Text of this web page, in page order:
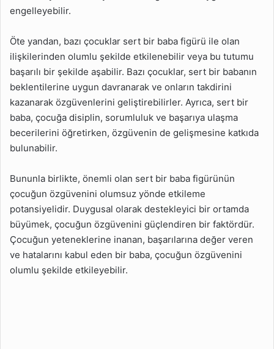
engelleyebilir.
Öte yandan, bazı çocuklar sert bir baba figürü ile olan
ilişkilerinden olumlu şekilde etkilenebilir veya bu tutumu
başarılı bir şekilde aşabilir. Bazı çocuklar, sert bir babanın
beklentilerine uygun davranarak ve onların takdirini
kazanarak özgüvenlerini geliştirebilirler. Ayrıca, sert bir
baba, çocuğa disiplin, sorumluluk ve başarıya ulaşma
becerilerini öğretirken, özgüvenin de gelişmesine katkıda
bulunabilir.
Bununla birlikte, önemli olan sert bir baba figürünün
çocuğun özgüvenini olumsuz yönde etkileme
potansiyelidir. Duygusal olarak destekleyici bir ortamda
büyümek, çocuğun özgüvenini güçlendiren bir faktördür.
Çocuğun yeteneklerine inanan, başarılarına değer veren
ve hatalarını kabul eden bir baba, çocuğun özgüvenini
olumlu şekilde etkileyebilir.